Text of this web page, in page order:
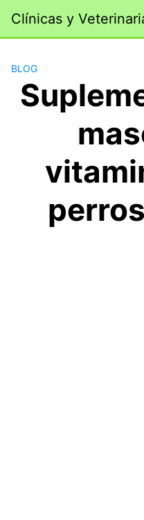
contenido
Clínicas y
BLOG